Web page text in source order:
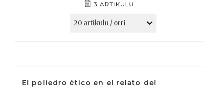
3 ARTIKULU
El poliedro ético en el relato del